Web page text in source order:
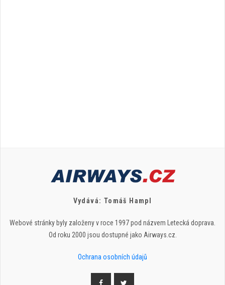
Vydává: Tomáš Hampl
Webové stránky byly založeny v roce 1997 pod názvem Letecká doprava.
Od roku 2000 jsou dostupné jako Airways.cz.
Ochrana osobních údajů